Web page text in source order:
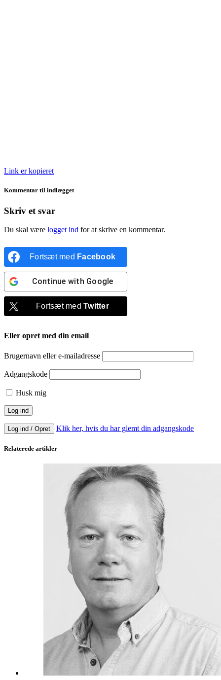
Link er kopieret
Kommentar til indlægget
Skriv et svar
Du skal være logget ind for at skrive en kommentar.
Fortsæt med Facebook
Continue with Google
Fortsæt medTwitter
Eller opret med din email
Brugernavn eller e-mailadresse
Adgangskode
Husk mig
Log ind / Opret Klik her, hvis du har glemt din adgangskode
Relaterede artikler